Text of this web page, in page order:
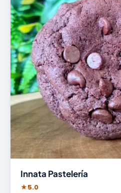
Innata Pastelería
★5.0